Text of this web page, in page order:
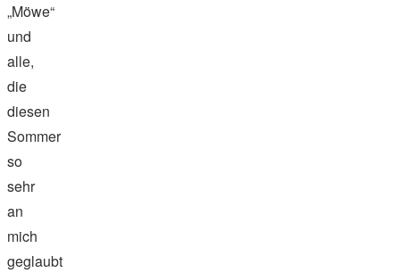
„Möwe“
und
alle,
die
diesen
Sommer
so
sehr
an
mich
geglaubt